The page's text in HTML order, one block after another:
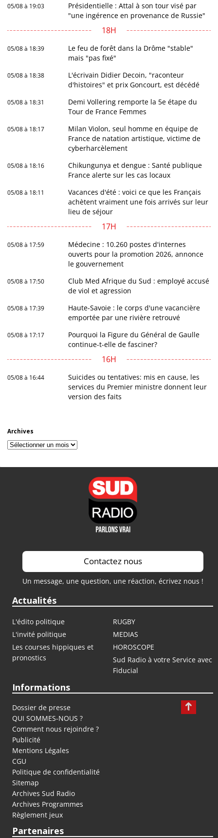
05/08 à 19:03
Présidentielle : Attal à son tour visé par
"une ingérence en provenance de Russie"
18H
05/08 à 18:39
Le feu de forêt dans la Drôme "stable"
mais "pas fixé"
05/08 à 18:38
L'écrivain Didier Decoin, "raconteur
d'histoires" et prix Goncourt, est décédé
05/08 à 18:31
Demi Vollering remporte la 5e étape du
Tour de France Femmes
05/08 à 18:17
Milan Violon, seul homme en équipe de
France de natation artistique, victime de
cyberharcèlement
05/08 à 18:16
Chikungunya et dengue : Santé publique
France alerte sur les cas locaux
05/08 à 18:11
Vacances d'été : voici ce que les Français
achètent vraiment une fois arrivés sur leur
lieu de séjour
17H
05/08 à 17:59
Médecine : 10.260 postes d'internes
ouverts pour la promotion 2026, annonce
le gouvernement
05/08 à 17:50
Club Med Afrique du Sud : employé accusé
de viol et agression
05/08 à 17:39
Haute-Savoie : le corps d'une vacancière
emportée par une rivière retrouvé
05/08 à 17:17
Pourquoi la Figure du Général de Gaulle
continue-t-elle de fasciner?
16H
05/08 à 16:44
Suicides ou tentatives: mis en cause, les
services du Premier ministre donnent leur
version des faits
Archives
Archives
Contactez nous
Un message, une question, une réaction, écrivez nous !
Actualités
L'édito politique
RUGBY
L'invité politique
MEDIAS
Les courses hippiques et
pronostics
HOROSCOPE
Sud Radio à votre Service avec
Fiducial
Informations
Dossier de presse
QUI SOMMES-NOUS ?
Comment nous rejoindre ?
Publicité
Mentions Légales
CGU
Politique de confidentialité
Sitemap
Archives Sud Radio
Archives Programmes
Règlement jeux
Partenaires